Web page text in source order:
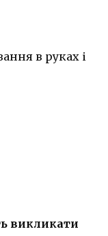
в руках і
викликати